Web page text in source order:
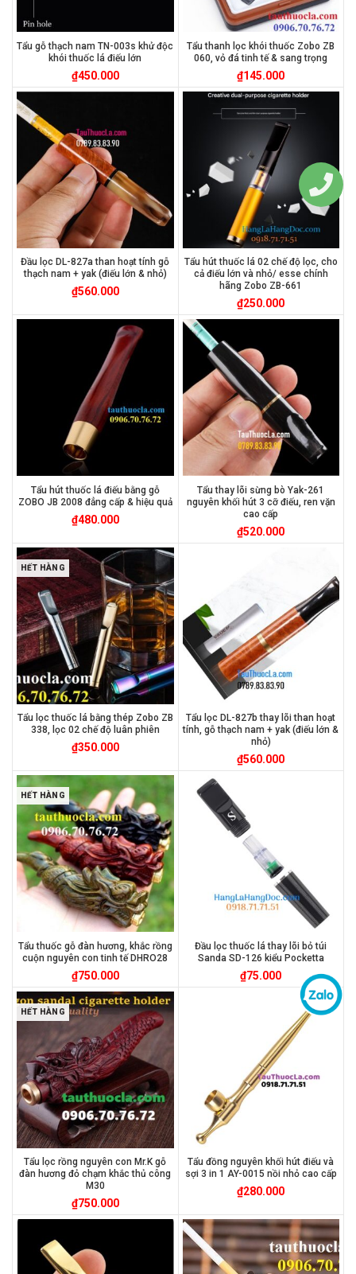
Tẩu gỗ thạch nam TN-003s khử độc
khói thuốc lá điếu lớn
₫450.000
Tẩu thanh lọc khói thuốc Zobo ZB
060, vỏ đá tinh tế & sang trọng
₫145.000
Đầu lọc DL-827a than hoạt tính gỗ
thạch nam + yak (điếu lớn & nhỏ)
₫560.000
Tẩu hút thuốc lá 02 chế độ lọc, cho
cả điếu lớn và nhỏ/ esse chính
hãng Zobo ZB-661
₫250.000
Tẩu hút thuốc lá điếu bằng gỗ
ZOBO JB 2008 đẳng cấp & hiệu quả
₫480.000
Tẩu thay lõi sừng bò Yak-261
nguyên khối hút 3 cỡ điếu, ren vặn
cao cấp
₫520.000
HẾT HÀNG
Tẩu lọc thuốc lá bằng thép Zobo ZB
338, lọc 02 chế độ luân phiên
₫350.000
Tẩu lọc DL-827b thay lõi than hoạt
tính, gỗ thạch nam + yak (điếu lớn &
nhỏ)
₫560.000
HẾT HÀNG
Tẩu thuốc gỗ đàn hương, khắc rồng
cuộn nguyên con tinh tế DHRO28
₫750.000
Đầu lọc thuốc lá thay lõi bỏ túi
Sanda SD-126 kiểu Pocketta
₫75.000
HẾT HÀNG
Tẩu lọc rồng nguyên con Mr.K gỗ
đàn hương đỏ chạm khắc thủ công
M30
₫750.000
Tẩu đồng nguyên khối hút điếu và
sợi 3 in 1 AY-0015 nồi nhỏ cao cấp
₫280.000